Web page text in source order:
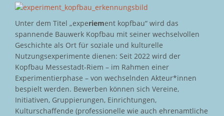
Unter dem Titel „experiement kopfbau“ wird das
spannende Bauwerk Kopfbau mit seiner wechselvollen
Geschichte als Ort für soziale und kulturelle
Nutzungsexperimente dienen: Seit 2022 wird der
Kopfbau Messestadt-Riem – im Rahmen einer
Experimentierphase – von wechselnden Akteur*innen
bespielt werden. Bewerben können sich Vereine,
Initiativen, Gruppierungen, Einrichtungen,
Kulturschaffende (professionelle wie auch ehrenamtliche